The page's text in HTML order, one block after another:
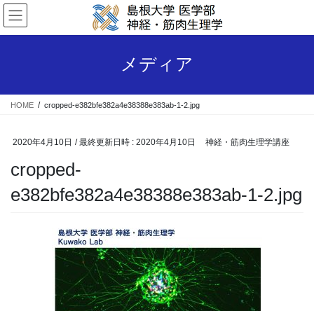
コ
ン
テ
ス
ナ
ビ
ゲ
ン
メディア
HOME cropped-e382bfe382a4e38388e383ab-1-2.jpg
2020年4月10日 / 最終更新日時 : 2020年4月10日 神経・筋肉生理学講座
cropped-
e382bfe382a4e38388e383ab-1-2.jpg